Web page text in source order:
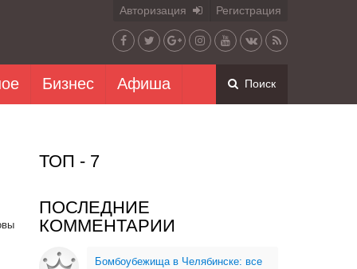
Авторизация Регистрация
Бизнес Афиша Поиск
ТОП - 7
ПОСЛЕДНИЕ
КОММЕНТАРИИ
Бомбоубежища в Челябинске: все